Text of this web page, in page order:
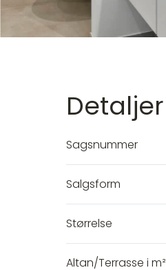
Detaljer
Sagsnummer
Salgsform
Størrelse
Altan/Terrasse i m²